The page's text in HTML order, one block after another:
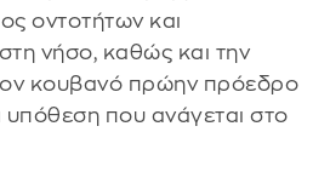
οντοτήτων και
νήσο, καθώς και την
κουβανό πρώην πρόεδρο
που ανάγεται στο